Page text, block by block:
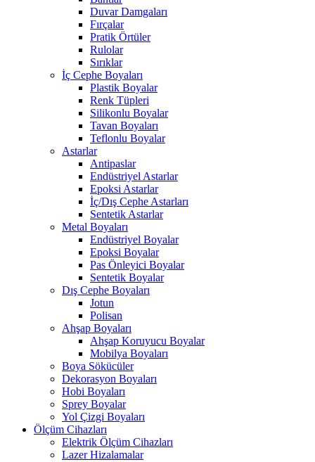
Duvar Damgaları
Fırçalar
Pratik Örtüler
Rulolar
Sırıklar
İç Cephe Boyaları
Plastik Boyalar
Renk Tüpleri
Silikonlu Boyalar
Tavan Boyaları
Teflonlu Boyalar
Astarlar
Antipaslar
Endüstriyel Astarlar
Epoksi Astarlar
İç/Dış Cephe Astarları
Sentetik Astarlar
Metal Boyaları
Endüstriyel Boyalar
Epoksi Boyalar
Pas Önleyici Boyalar
Sentetik Boyalar
Dış Cephe Boyaları
Jotun
Polisan
Ahşap Boyaları
Ahşap Koruyucu Boyalar
Mobilya Boyaları
Boya Sökücüler
Dekorasyon Boyaları
Hobi Boyaları
Sprey Boyalar
Yol Çizgi Boyaları
Ölçüm Cihazları
Elektrik Ölçüm Cihazları
Lazer Hizalamalar